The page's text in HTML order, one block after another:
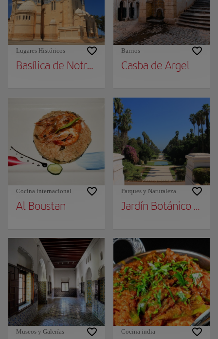
Lugares Históricos
Basílica de Notre Dame d'Afrique
Barrios
Casba de Argel
Cocina internacional
Al Boustan
Parques y Naturaleza
Jardín Botánico El
Museos y Galerías Cocina india